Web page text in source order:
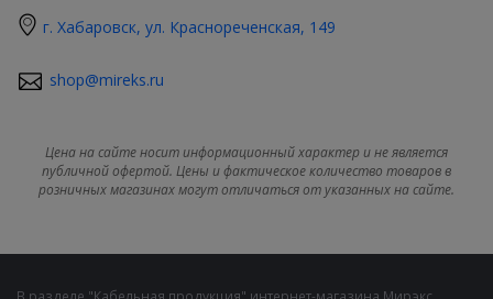
г. Хабаровск, ул. Краснореченская, 149
shop@mireks.ru
Цена на сайте носит информационный характер и не является
публичной офертой. Цены и фактическое количество товаров в
розничных магазинах могут отличаться от указанных на сайте.